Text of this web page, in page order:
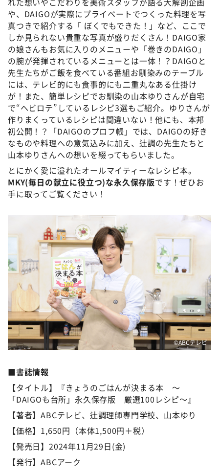
や、DAIGOが実際にプライベートでつくった料理を写
真つきで紹介する「 ぼくでもできた！」など、ここで
しか見られない貴重な写真が盛りだくさん！DAIGO家
の娘さんもお気に入りのメニューや「巻きのDAIGO」
の腕が発揮されているメニューとは一体！？DAIGOと
先生たちがご飯を食べている番組お馴染みのテーブル
には、テレビ的にも食事的にも二重丸なある仕掛け
が！また、簡単レシピでお馴染の山本ゆりさんが自宅
で“ヘビロテ”しているレシピ3選もご紹介。ゆりさんが
作りまくっているレシピは間違いない！他にも、本邦
初公開！？「DAIGOのプロフ帳」では、DAIGOの好き
なものや料理への意気込みに加え、辻調の先生たちと
山本ゆりさんへの想いを綴ってもらいました。
とにかく愛に溢れたオールマイティーなレシピ本。
MKY(毎日の献立に役立つ)な永久保存版です！ぜひお
手に取ってご覧ください！
©ABCテレビ
■書誌情報
【タイトル】『きょうのごはんが決まる本 ～
「DAIGOも台所」永久保存版 厳選100レシピ～』
【著者】ABCテレビ、辻調理師専門学校、山本ゆり
【価格】1,650円（本体1,500円＋税）
【発売日】2024年11月29日(金)
【発行】ABCアーク